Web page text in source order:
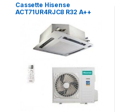
Cassette Hisense
ACT71UR4RJC8 R32 A++